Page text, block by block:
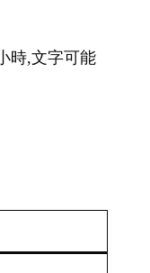
時,文字可能